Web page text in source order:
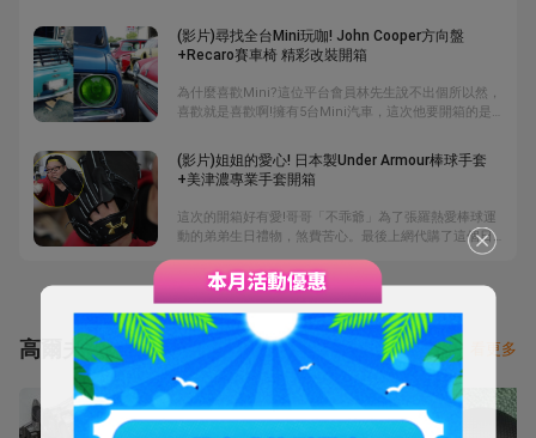
水時可以提升沸點到100度以上，適合沖泡高山型茶葉如
鐵觀音；再者鐵壺還可以釋放鐵離子，對人體有益。而
提到鐵器，京都鐵器與南部鐵器大家比較熟悉，兩者又
有何差別呢？充滿知識的開箱，千萬別錯過了。
(影片)尋找全台Mini玩咖! John Cooper方向盤
+Recaro賽車椅 精彩改裝開箱
為什麼喜歡Mini?這位平台會員林先生說不出個所以然，
喜歡就是喜歡啊!擁有5台Mini汽車，這次他要開箱的是
椅，因為台灣的Mini數量相較於日本少，二手市場流通
的零件也較少，因此這些開箱零件都是從日拍買回來
的。再問為什麼買這些零件? 他說：「感覺對了就
買。」一起來看看他的精彩開箱吧。
(影片)姐姐的愛心! 日本製Under Armour棒球手套
+美津濃專業手套開箱
這次的開箱好有愛!哥哥「不乖爺」為了張羅熱愛棒球運
動的弟弟生日禮物，煞費苦心。最後上網代購了這個日
本製的Under Armour棒球手套，雖然是二手，但沒有
經過湯揉，幾乎是全新品。原本要6萬日幣，最後花了
6000台幣，他非常開心。
高爾夫球杆 看更多